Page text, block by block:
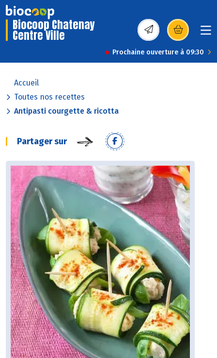
Biocoop Chatenay
Centre Ville (s’ouvre dans une
Prochaine ouverture à 09:30
Accueil
Toutes nos recettes
Antipasti courgette & ricotta
Partager sur